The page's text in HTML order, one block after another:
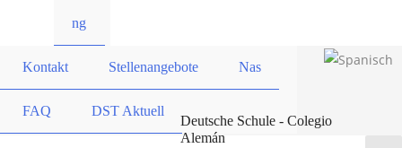
ng
Kontakt Stellenangebote Nas
FAQ DST Aktuell
Deutsche Schule - Colegio
Alemán